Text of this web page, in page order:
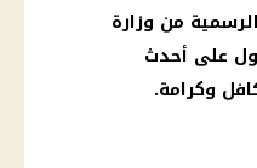
من وزارة
على أحدث
وكرامة.